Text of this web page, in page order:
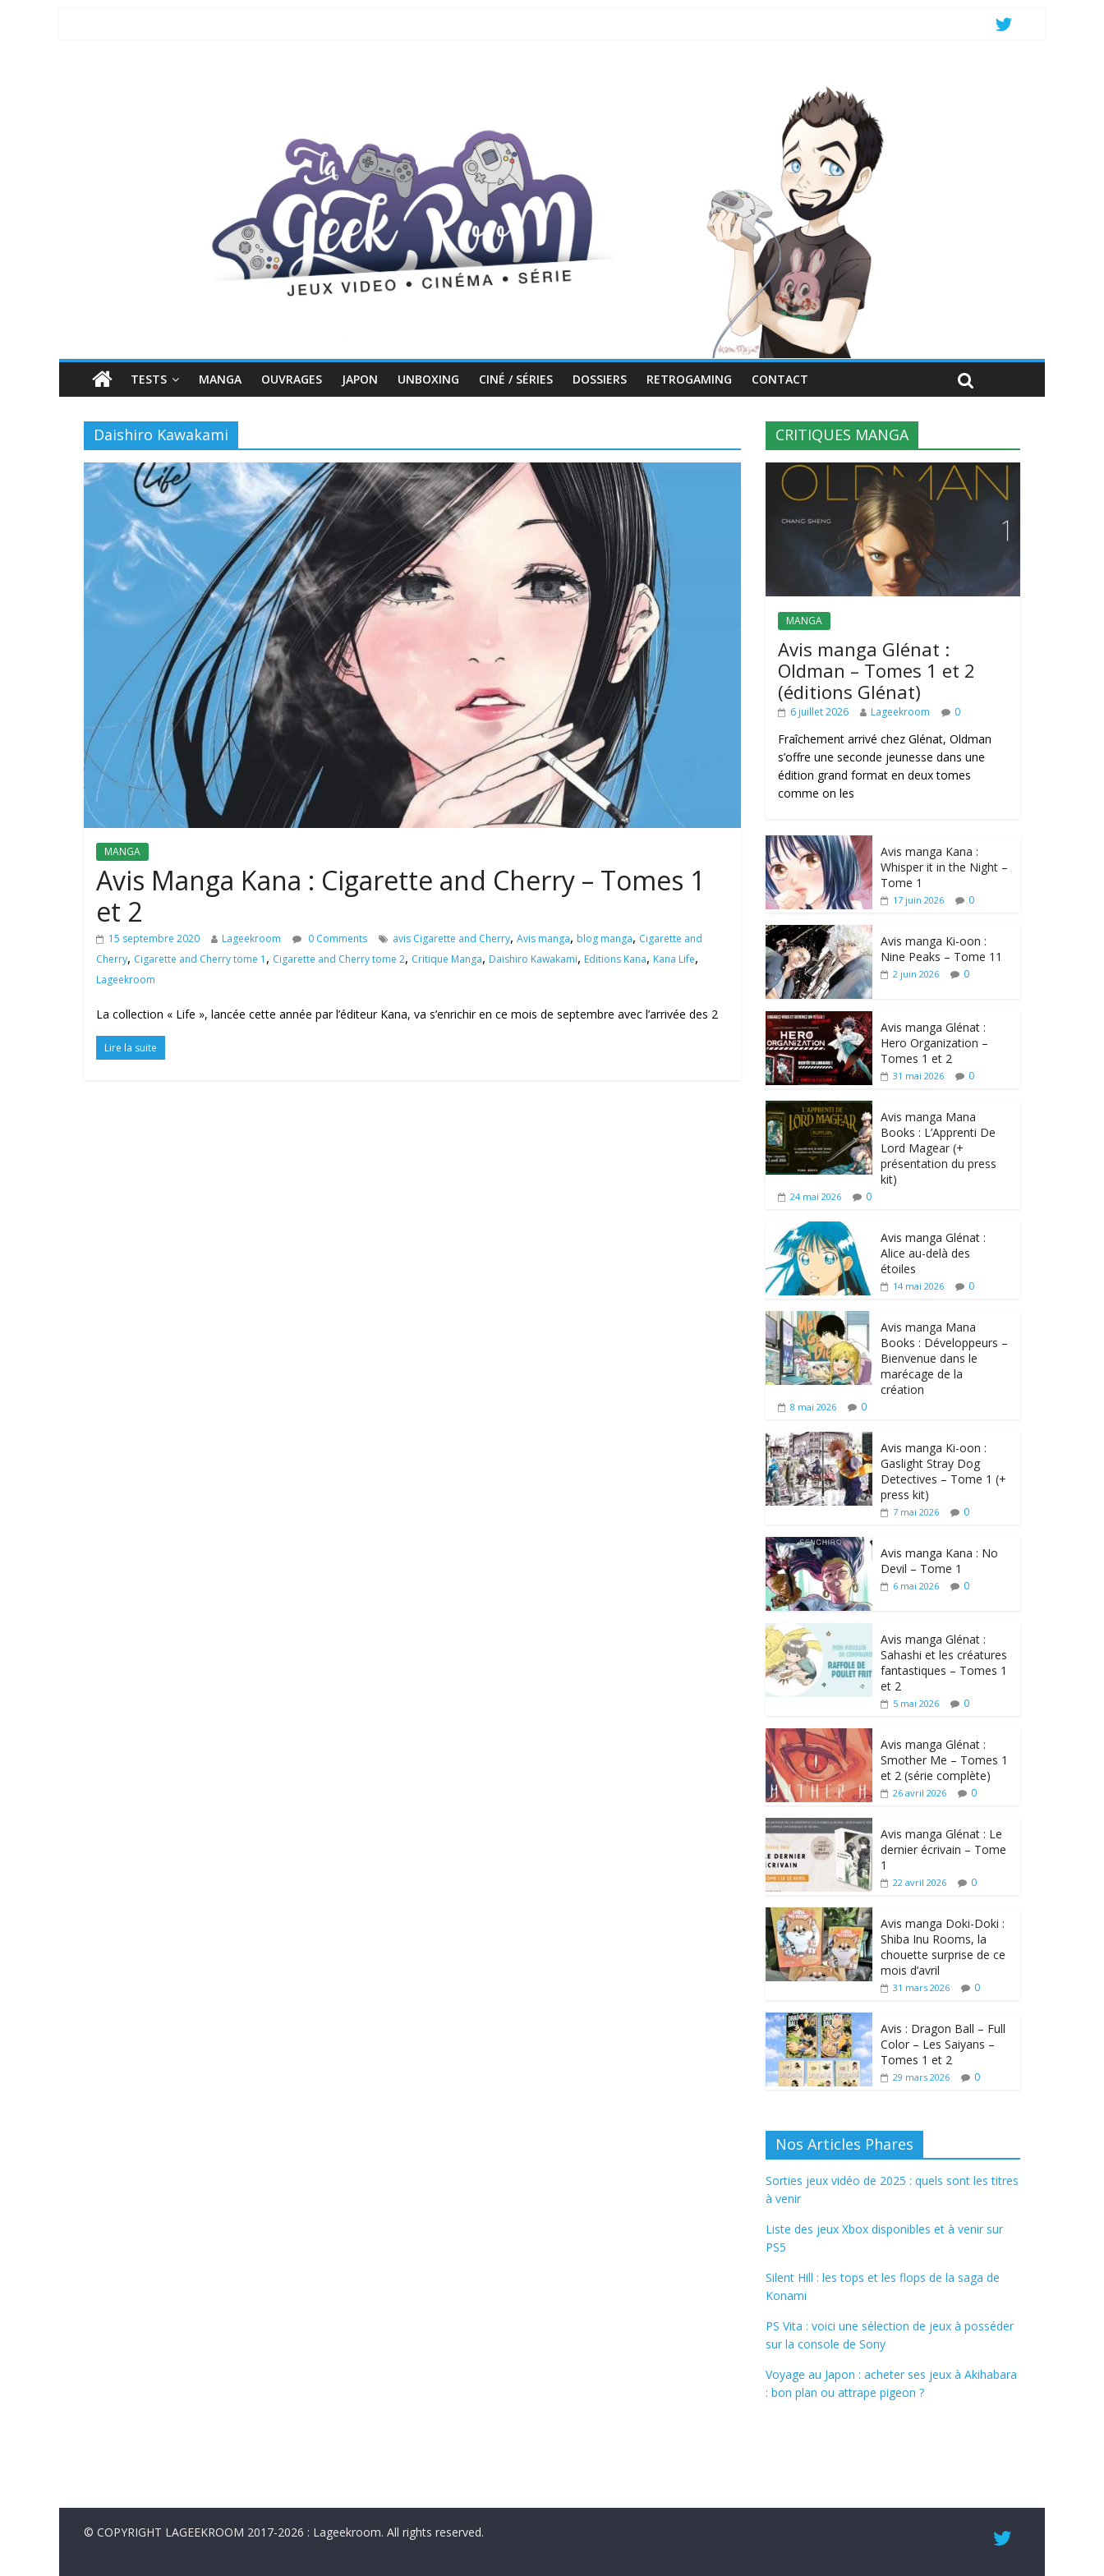
TESTS MANGA OUVRAGES JAPON UNBOXING CINÉ / SÉRIES DOSSIERS RETROGAMING CONTACT
Daishiro Kawakami
MANGA
Avis Manga Kana : Cigarette and Cherry – Tomes 1
et 2
15 septembre 2020 Lageekroom 0 Comments avis Cigarette and Cherry, Avis manga, blog manga, Cigarette and
Cherry, Cigarette and Cherry tome 1 , Cigarette and Cherry tome 2, Critique Manga, Daishiro Kawakami, Editions Kana, Kana Life,
Lageekroom
La collection « Life », lancée cette année par l’éditeur Kana, va s’enrichir en ce mois de septembre avec l’arrivée des 2
Lire la suite
CRITIQUES MANGA
MANGA
Avis manga Glénat :
Oldman – Tomes 1 et 2
(éditions Glénat)
6 juillet 2026 Lageekroom 0
Fraîchement arrivé chez Glénat, Oldman
s’offre une seconde jeunesse dans une
édition grand format en deux tomes
comme on les
Avis manga Kana :
Whisper it in the Night –
Tome 1
17 juin 2026 0
Avis manga Ki-oon :
Nine Peaks – Tome 11
2 juin 2026 0
Avis manga Glénat :
Hero Organization –
Tomes 1 et 2
31 mai 2026 0
Avis manga Mana
Books : L’Apprenti De
Lord Magear (+
présentation du press
kit)
24 mai 2026 0
Avis manga Glénat :
Alice au-delà des
étoiles
14 mai 2026 0
Avis manga Mana
Books : Développeurs –
Bienvenue dans le
marécage de la
création
8 mai 2026 0
Avis manga Ki-oon :
Gaslight Stray Dog
Detectives – Tome 1 (+
press kit)
7 mai 2026 0
Avis manga Kana : No
Devil – Tome 1
6 mai 2026 0
Avis manga Glénat :
Sahashi et les créatures
fantastiques – Tomes 1
et 2
5 mai 2026 0
Avis manga Glénat :
Smother Me – Tomes 1
et 2 (série complète)
26 avril 2026 0
Avis manga Glénat : Le
dernier écrivain – Tome
1
22 avril 2026 0
Avis manga Doki-Doki :
Shiba Inu Rooms, la
chouette surprise de ce
mois d’avril
31 mars 2026 0
Avis : Dragon Ball – Full
Color – Les Saiyans –
Tomes 1 et 2
29 mars 2026 0
Nos Articles Phares
Sorties jeux vidéo de 2025 : quels sont les titres
à venir
Liste des jeux Xbox disponibles et à venir sur
PS5
Silent Hill : les tops et les flops de la saga de
Konami
PS Vita : voici une sélection de jeux à posséder
sur la console de Sony
Voyage au Japon : acheter ses jeux à Akihabara
: bon plan ou attrape pigeon ?
© COPYRIGHT LAGEEKROOM 2017-2026 : Lageekroom. All rights reserved.